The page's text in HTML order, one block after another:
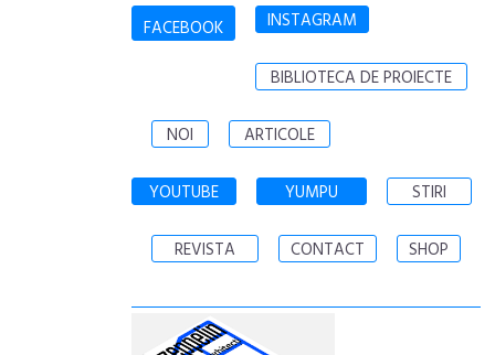
FACEBOOK INSTAGRAM
BIBLIOTECA DE PROIECTE
NOI ARTICOLE
YOUTUBE YUMPU STIRI
REVISTA CONTACT SHOP